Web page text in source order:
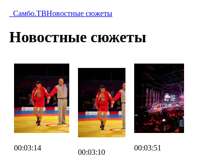
Самбо.ТВНовостные сюжеты
Новостные сюжеты
00:03:14
00:03:10
00:03:51